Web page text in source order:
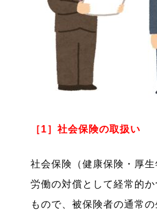
［1］社会保険の取扱い
社会保険（健康保険・厚生
労働の対償として経常的
もので、被保険者の通常